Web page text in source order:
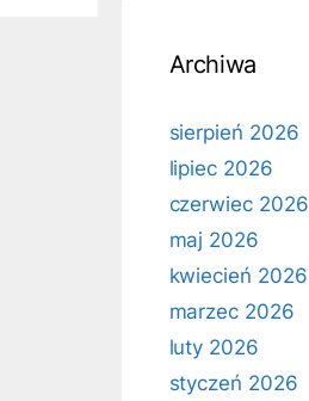
Archiwa
sierpień 2026
lipiec 2026
czerwiec 2026
maj 2026
kwiecień 2026
marzec 2026
luty 2026
styczeń 2026